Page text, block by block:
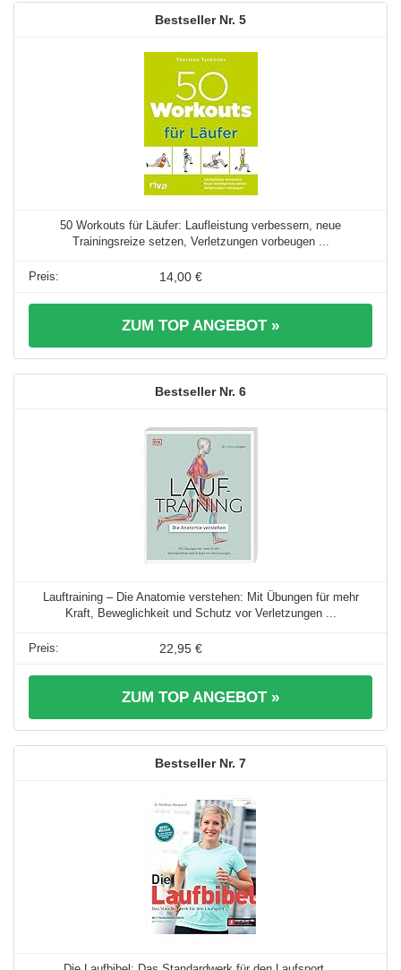
5
50 Workouts für Läufer: Laufleistung verbessern, neue
Trainingsreize setzen, Verletzungen vorbeugen ...
14,00 €
ZUM TOP ANGEBOT »
6
Lauftraining – Die Anatomie verstehen: Mit Übungen für mehr
Kraft, Beweglichkeit und Schutz vor Verletzungen ...
22,95 €
ZUM TOP ANGEBOT »
7